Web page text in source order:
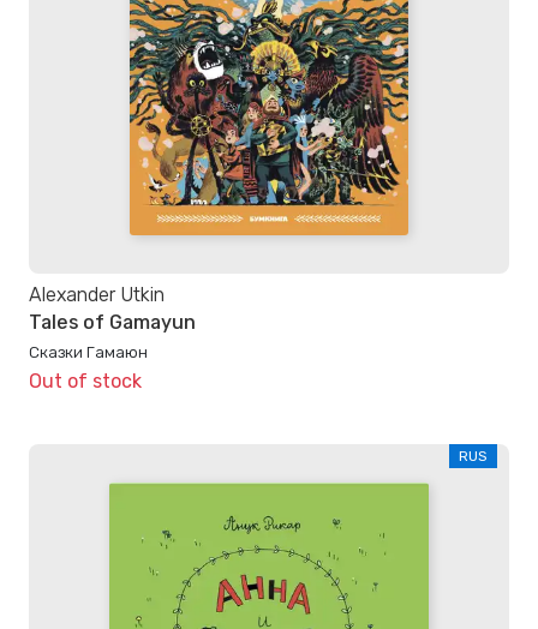
Alexander Utkin
Tales of Gamayun
Сказки Гамаюн
Out of stock
RUS